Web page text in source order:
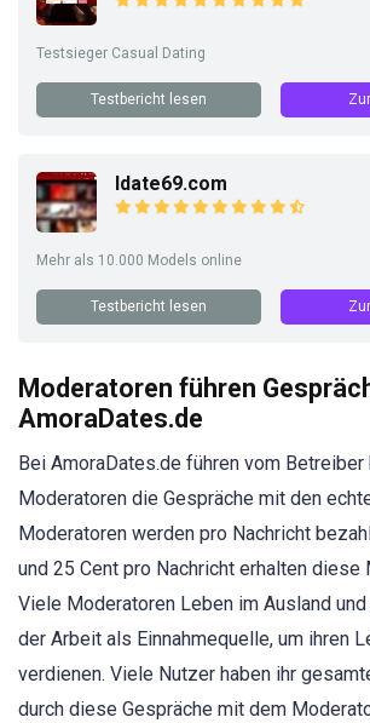
Testsieger Casual Dating
Testbericht lesen
Idate69.com
Mehr als 10.000 Models online
Testbericht lesen
Moderatoren führen
AmoraDates.de
Bei AmoraDates.de führen vom
Moderatoren die Gespräche mit den
Moderatoren werden pro Nachricht
und 25 Cent pro Nachricht erhalten diese
Viele Moderatoren Leben im Ausland
der Arbeit als Einnahmequelle, um ihren
verdienen. Viele Nutzer haben ihr
durch diese Gespräche mit dem